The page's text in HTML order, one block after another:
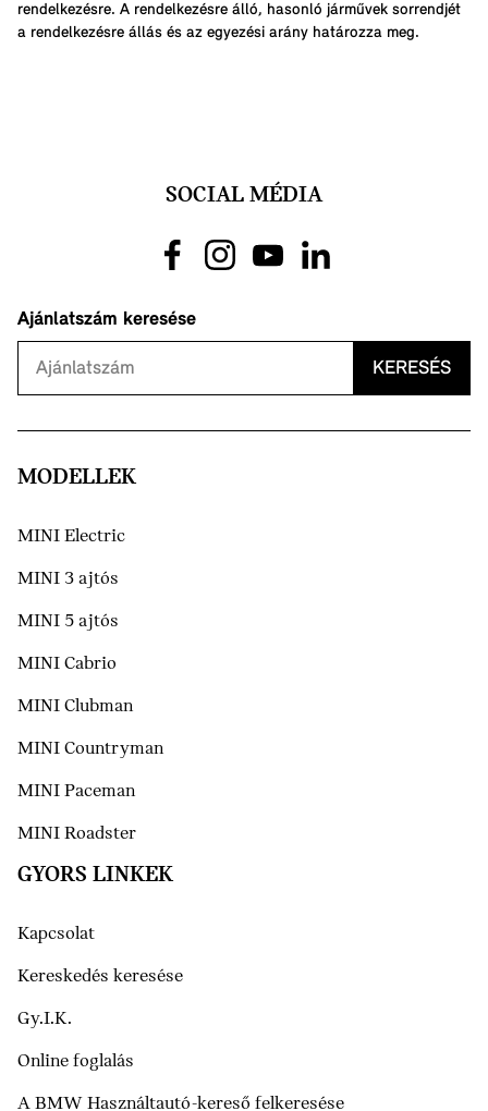
rendelkezésre. A rendelkezésre álló, hasonló járművek sorrendjét
a rendelkezésre állás és az egyezési arány határozza meg.
SOCIAL MÉDIA
Ajánlatszám keresése
KERESÉS
MODELLEK
MINI Electric
MINI 3 ajtós
MINI 5 ajtós
MINI Cabrio
MINI Clubman
MINI Countryman
MINI Paceman
MINI Roadster
GYORS LINKEK
Kapcsolat
Kereskedés keresése
Gy.I.K.
Online foglalás
A BMW Használtautó-kereső felkeresése